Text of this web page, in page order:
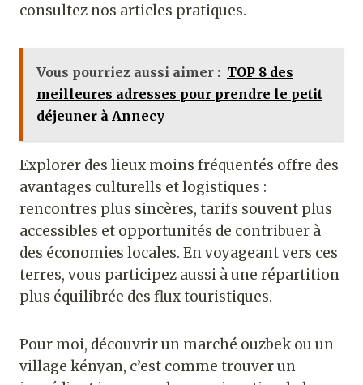
consultez nos articles pratiques.
Vous pourriez aussi aimer : TOP 8 des
meilleures adresses pour prendre le petit
déjeuner à Annecy
Explorer des lieux moins fréquentés offre des
avantages culturells et logistiques :
rencontres plus sincères, tarifs souvent plus
accessibles et opportunités de contribuer à
des économies locales. En voyageant vers ces
terres, vous participez aussi à une répartition
plus équilibrée des flux touristiques.
Pour moi, découvrir un marché ouzbek ou un
village kényan, c’est comme trouver un